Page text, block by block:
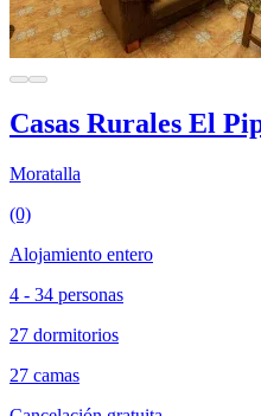
Casas Rurales El
Moratalla
(0)
Alojamiento entero
4 - 34 personas
27 dormitorios
27 camas